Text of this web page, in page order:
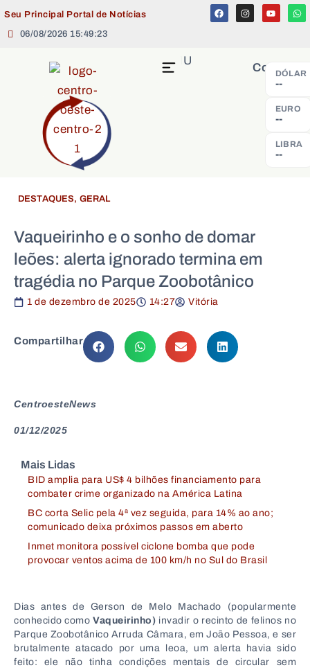
Seu Principal Portal de Notícias
06/08/2026 15:49:23
Cotação
DÓLAR
--
EURO
--
LIBRA
--
MENU
DESTAQUES, GERAL
Vaqueirinho e o sonho de domar
leões: alerta ignorado termina em
tragédia no Parque Zoobotânico
1 de dezembro de 2025 14:27 Vitória
Compartilhar
CentroesteNews
01/12/2025
Mais Lidas
BID amplia para US$ 4 bilhões financiamento para
combater crime organizado na América Latina
BC corta Selic pela 4ª vez seguida, para 14% ao ano;
comunicado deixa próximos passos em aberto
Inmet monitora possível ciclone bomba que pode
provocar ventos acima de 100 km/h no Sul do Brasil
Dias antes de Gerson de Melo Machado (popularmente
conhecido comoVaqueirinho) invadir o recinto de felinos no
Parque Zoobotânico Arruda Câmara, em João Pessoa, e ser
brutalmente atacado por uma leoa, um alerta havia sido
feito: ele não tinha condições mentais de circular sem